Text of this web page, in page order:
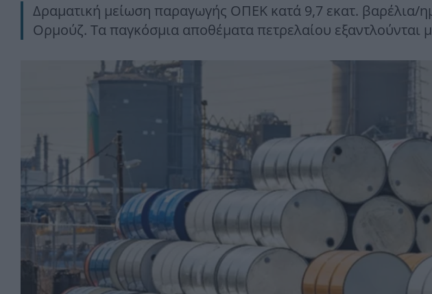
Δραματική μείωση παραγωγής ΟΠΕΚ κατά 9,7 εκατ. βαρέλια/
Ορμούζ. Τα παγκόσμια αποθέματα πετρελαίου εξαντλούνται